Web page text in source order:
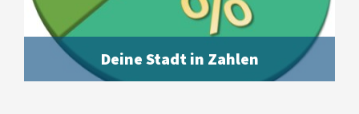
Deine Stadt in Zahlen